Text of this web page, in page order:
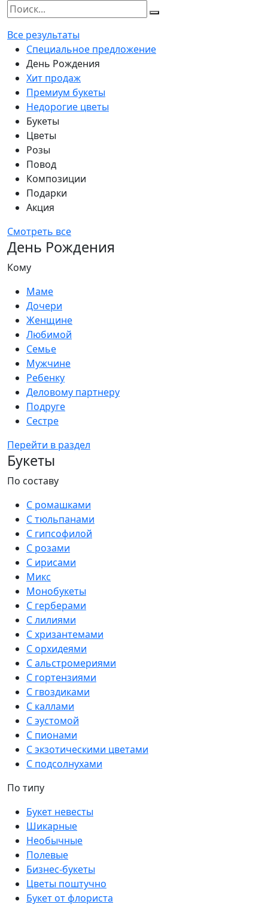
Все результаты
Специальное предложение
День Рождения
Хит продаж
Премиум букеты
Недорогие цветы
Букеты
Цветы
Розы
Повод
Композиции
Подарки
Акция
Смотреть все
День Рождения
Кому
Маме
Дочери
Женщине
Любимой
Семье
Мужчине
Ребенку
Деловому партнеру
Подруге
Сестре
Перейти в раздел
Букеты
По составу
С ромашками
С тюльпанами
С гипсофилой
С розами
С ирисами
Микс
Монобукеты
С герберами
С лилиями
С хризантемами
С орхидеями
С альстромериями
С гортензиями
С гвоздиками
С каллами
С эустомой
С пионами
С экзотическими цветами
С подсолнухами
По типу
Букет невесты
Шикарные
Необычные
Полевые
Бизнес-букеты
Цветы поштучно
Букет от флориста